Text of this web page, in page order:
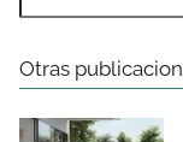
Otras